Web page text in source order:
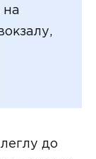
на
до